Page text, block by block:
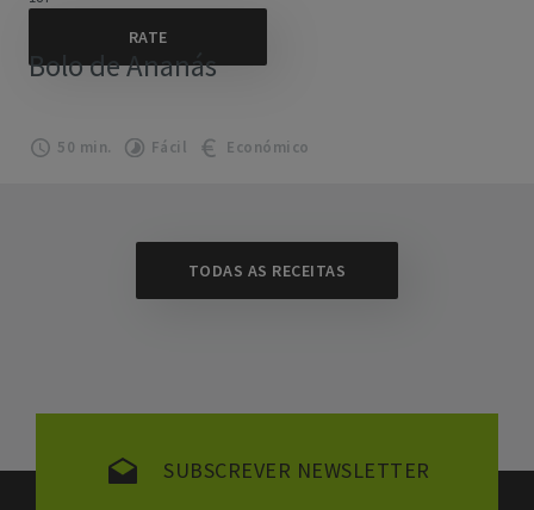
Bolo de Ananás
50 min. Fácil Económico
TODAS AS RECEITAS
SUBSCREVER NEWSLETTER